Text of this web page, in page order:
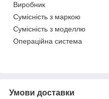
Виробник
Сумісність з маркою
Сумісність з моделлю
Операційна система
Умови доставки